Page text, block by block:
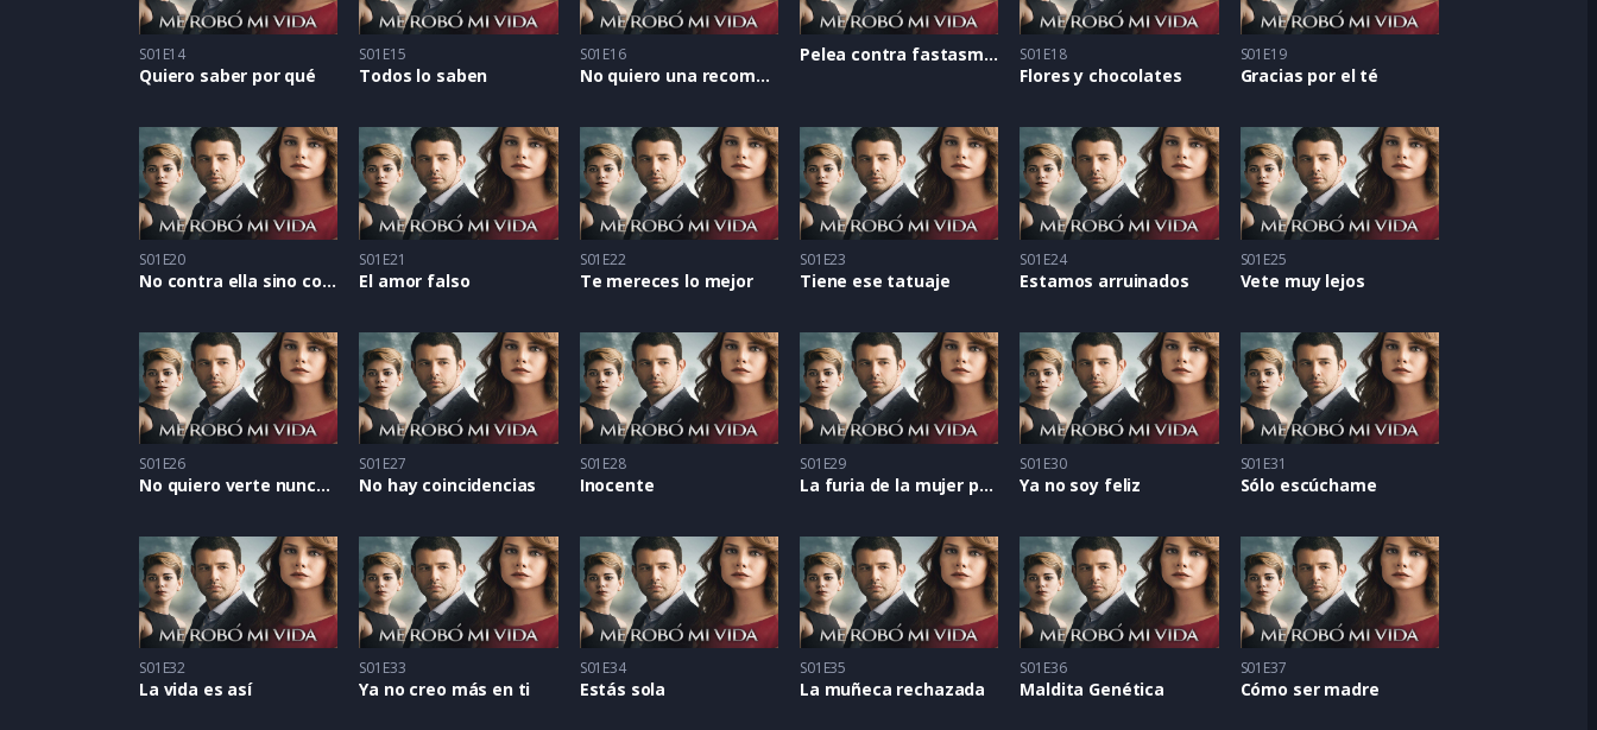
S01E14
Quiero saber por qué
S01E15
Todos lo saben
S01E16
No quiero una recompensa
Pelea contra fastasmas S01E18
Flores y chocolates
S01E19
Gracias por el té
S01E20
No contra ella sino con ella
S01E21
El amor falso
S01E22
Te mereces lo mejor
S01E23
Tiene ese tatuaje
S01E24
Estamos arruinados
S01E25
Vete muy lejos
S01E26
No quiero verte nunca más
S01E27
No hay coincidencias
S01E28
Inocente
S01E29
La furia de la mujer paciente
S01E30
Ya no soy feliz
S01E31
Sólo escúchame
S01E32
La vida es así
S01E33
Ya no creo más en ti
S01E34
Estás sola
S01E35
La muñeca rechazada
S01E36
Maldita Genética
S01E37
Cómo ser madre